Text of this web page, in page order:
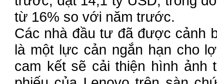
từ 16% so với năm trước.
Các nhà đầu tư đã được cảnh
là một lực cản ngắn hạn cho
cam kết sẽ cải thiện hình ảnh